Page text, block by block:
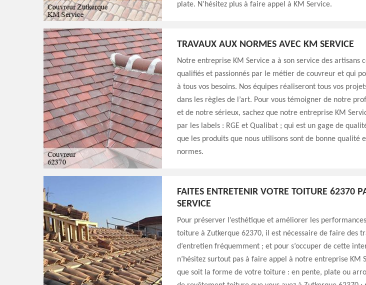
plate. N’hésitez plus à faire appel à KM Service.
TRAVAUX AUX NORMES AVEC KM SERVICE
Notre entreprise KM Service a à son service des artisans
qualifiés et passionnés par le métier de couvreur et qui
à tous vos besoins. Nos équipes réaliseront tous vos
dans les règles de l’art. Pour vous témoigner de notre
et de notre sérieux, sachez que notre entreprise KM
par les labels : RGE et Qualibat ; qui est un gage de
que les produits que nous utilisons sont de bonne qualité
normes.
FAITES ENTRETENIR VOTRE TOITURE 62370
SERVICE
Pour préserver l’esthétique et améliorer les
toiture à Zutkerque 62370, il est nécessaire de faire des
d’entretien fréquemment ; et pour s’occuper de cette
n’hésitez surtout pas à faire appel à notre entreprise KM
que soit la forme de votre toiture : en pente, plate ou